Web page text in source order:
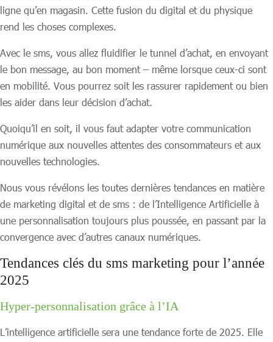
ligne qu’en magasin. Cette fusion du digital et du physique
rend les choses complexes.
Avec le sms, vous allez fluidifier le tunnel d’achat, en envoyant
le bon message, au bon moment – même lorsque ceux-ci sont
en mobilité. Vous pourrez soit les rassurer rapidement ou bien
les aider dans leur décision d’achat.
Quoiqu’il en soit, il vous faut adapter votre communication
numérique aux nouvelles attentes des consommateurs et aux
nouvelles technologies.
Nous vous révélons les toutes dernières tendances en matière
de marketing digital et de sms : de l’Intelligence Artificielle à
une personnalisation toujours plus poussée, en passant par la
convergence avec d’autres canaux numériques.
Tendances clés du sms marketing pour l’année
2025
Hyper-personnalisation grâce à l’IA
L’intelligence artificielle sera une tendance forte de 2025. Elle